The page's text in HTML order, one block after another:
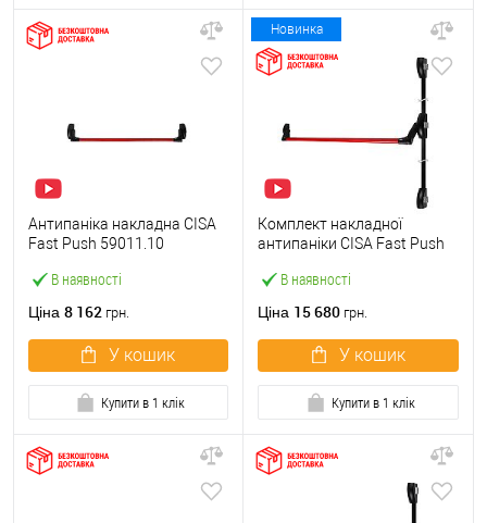
В наявності
Антипаніка накладна CISA
Fast Push 59011.10
штангою 900 мм червона
Ціна 8 162 грн.
У кошик
Купити в 1 клік
Новинка
В наявності
Комплект накладної
антипаніки CISA Fast Push
точковий вбік червона
Ціна 15 680 грн.
У кошик
Купити в 1 клік